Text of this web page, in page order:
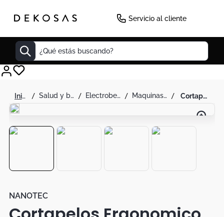
Servicio al cliente
¿Qué estás buscando?
salud y belleza electrobelleza maquinas de afeitar cortapelos ergonomico corte preciso sin esfuerzo
NANOTEC
Decoracion
Cuadro
Sillas
Duvet